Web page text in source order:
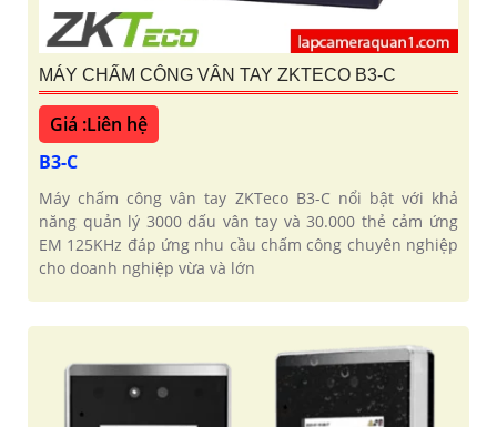
MÁY CHẤM CÔNG VÂN TAY ZKTECO B3-C
Giá :Liên hệ
B3-C
Máy chấm công vân tay ZKTeco B3-C nổi bật với khả
năng quản lý 3000 dấu vân tay và 30.000 thẻ cảm ứng
EM 125KHz đáp ứng nhu cầu chấm công chuyên nghiệp
cho doanh nghiệp vừa và lớn